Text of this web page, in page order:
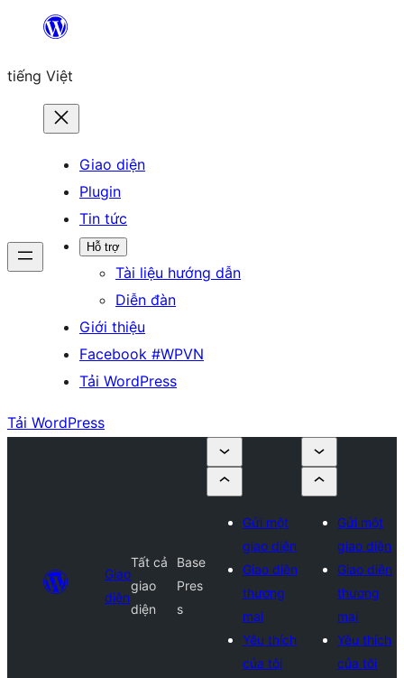
Chuyển
phần
tiếng Việt
Giao diện
Plugin
Tin tức
Hỗ trợ
Tài liệu hướng dẫn
Diễn đàn
Giới thiệu
Facebook #WPVN
Tải WordPress
Tải WordPress
Giao
diện
Tất cả
giao
diện
Base
Pres
s
Gửi một
giao diện
Giao diện
thương
mại
Yêu thích
của tôi
Gửi một
giao diện
Giao diện
thương
mại
Yêu thích
của tôi